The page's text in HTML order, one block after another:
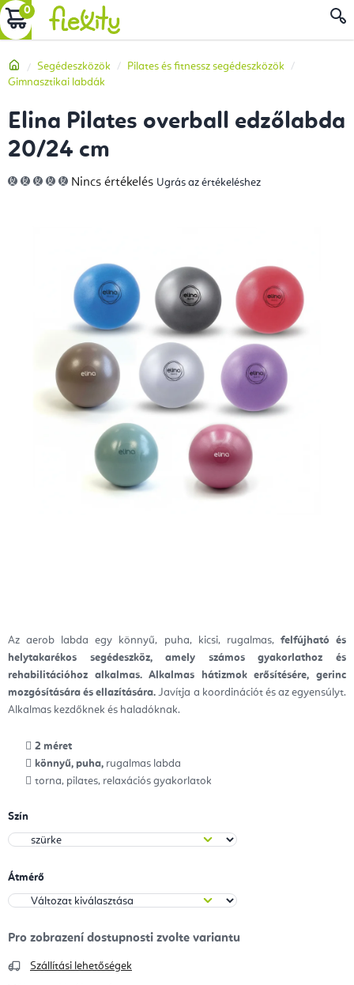
Ugrás
a
tartalomhoz
KOSÁR
Kezdőlap
Segédeszközök
Pilates és fitnessz segédeszközök
Gimnasztikai labdák
Az aerob labda egy könnyű, puha, kicsi, rugalmas, felfújható és
helytakarékos segédeszköz, amely számos gyakorlathoz és
rehabilitációhoz alkalmas. Alkalmas hátizmok erősítésére, gerinc
mozgósítására és ellazítására. Javítja a koordinációt és az egyensúlyt.
Alkalmas kezdőknek és haladóknak.
2 méret
könnyű, puha, rugalmas labda
torna, pilates, relaxációs gyakorlatok
Szín
Átmérő
Szállítási lehetőségek
Elina Pilates overball edzőlabda
20/24 cm
A
termék
Nincs értékelés Ugrás az értékeléshez